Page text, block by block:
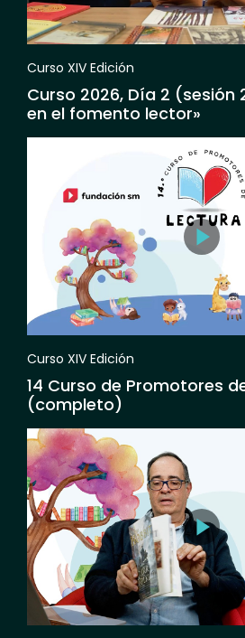
Curso XIV Edición
Curso 2026, Día 2 (sesión
en el fomento lector»
Curso XIV Edición
14 Curso de Promotores
(completo)